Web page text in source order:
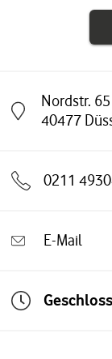
Nordstr. 65
40477
Link öffnet in
0211
E-Mail